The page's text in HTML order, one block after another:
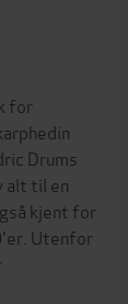
for
Drums
alt til en
kjent for
Utenfor